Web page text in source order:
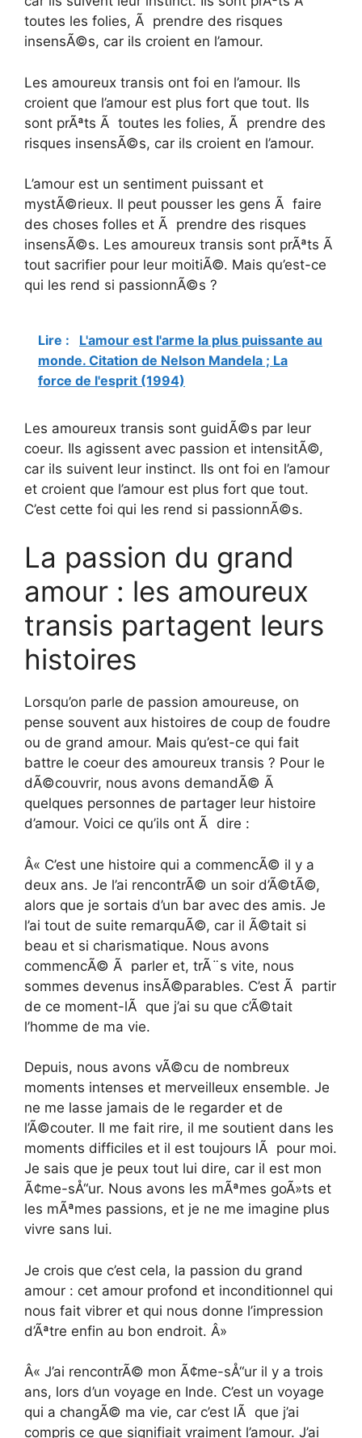
toutes les folies, Ã prendre des risques
insensÃ©s, car ils croient en l’amour.
Les amoureux transis ont foi en l’amour. Ils
croient que l’amour est plus fort que tout. Ils
sont prÃªts Ã toutes les folies, Ã prendre des
risques insensÃ©s, car ils croient en l’amour.
L’amour est un sentiment puissant et
mystÃ©rieux. Il peut pousser les gens Ã faire
des choses folles et Ã prendre des risques
insensÃ©s. Les amoureux transis sont prÃªts Ã
tout sacrifier pour leur moitiÃ©. Mais qu’est-ce
qui les rend si passionnÃ©s ?
Lire :
L'amour est l'arme la plus puissante au
monde. Citation de Nelson Mandela ; La
force de l'esprit (1994)
Les amoureux transis sont guidÃ©s par leur
coeur. Ils agissent avec passion et intensitÃ©,
car ils suivent leur instinct. Ils ont foi en l’amour
et croient que l’amour est plus fort que tout.
C’est cette foi qui les rend si passionnÃ©s.
La passion du grand
amour : les amoureux
transis partagent leurs
histoires
Lorsqu’on parle de passion amoureuse, on
pense souvent aux histoires de coup de foudre
ou de grand amour. Mais qu’est-ce qui fait
battre le coeur des amoureux transis ? Pour le
dÃ©couvrir, nous avons demandÃ© Ã
quelques personnes de partager leur histoire
d’amour. Voici ce qu’ils ont Ã dire :
Â« C’est une histoire qui a commencÃ© il y a
deux ans. Je l’ai rencontrÃ© un soir d’Ã©tÃ©,
alors que je sortais d’un bar avec des amis. Je
l’ai tout de suite remarquÃ©, car il Ã©tait si
beau et si charismatique. Nous avons
commencÃ© Ã parler et, trÃ¨s vite, nous
sommes devenus insÃ©parables. C’est Ã partir
de ce moment-lÃ que j’ai su que c’Ã©tait
l’homme de ma vie.
Depuis, nous avons vÃ©cu de nombreux
moments intenses et merveilleux ensemble. Je
ne me lasse jamais de le regarder et de
l’Ã©couter. Il me fait rire, il me soutient dans les
moments difficiles et il est toujours lÃ pour moi.
Je sais que je peux tout lui dire, car il est mon
Ã¢me-sÅ“ur. Nous avons les mÃªmes goÃ»ts et
les mÃªmes passions, et je ne me imagine plus
vivre sans lui.
Je crois que c’est cela, la passion du grand
amour : cet amour profond et inconditionnel qui
nous fait vibrer et qui nous donne l’impression
d’Ãªtre enfin au bon endroit. Â»
Â« J’ai rencontrÃ© mon Ã¢me-sÅ“ur il y a trois
ans, lors d’un voyage en Inde. C’est un voyage
qui a changÃ© ma vie, car c’est lÃ que j’ai
compris ce que signifiait vraiment l’amour. J’ai